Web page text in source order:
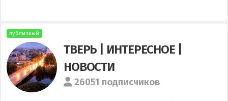
публичный
ТВЕРЬ | ИНТЕРЕСНОЕ |
НОВОСТИ
26051 подписчиков